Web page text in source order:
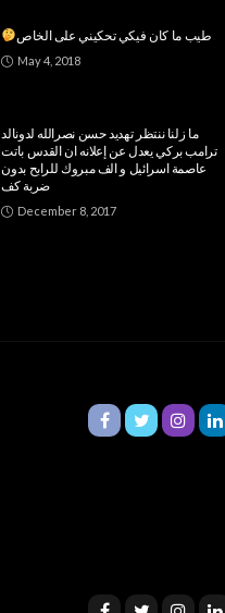
طيب ما كان فيكي تحكيني على الخاص
May 4, 2018
ما زلنا ننتظر تهديد حسن نصرالله لدونالد
ترامب بركي يعدل عن إعلانه ان القدس باتت
عاصمة اسرائيل و الف مبروك للرابح بدون
ضربة كف
December 8, 2017